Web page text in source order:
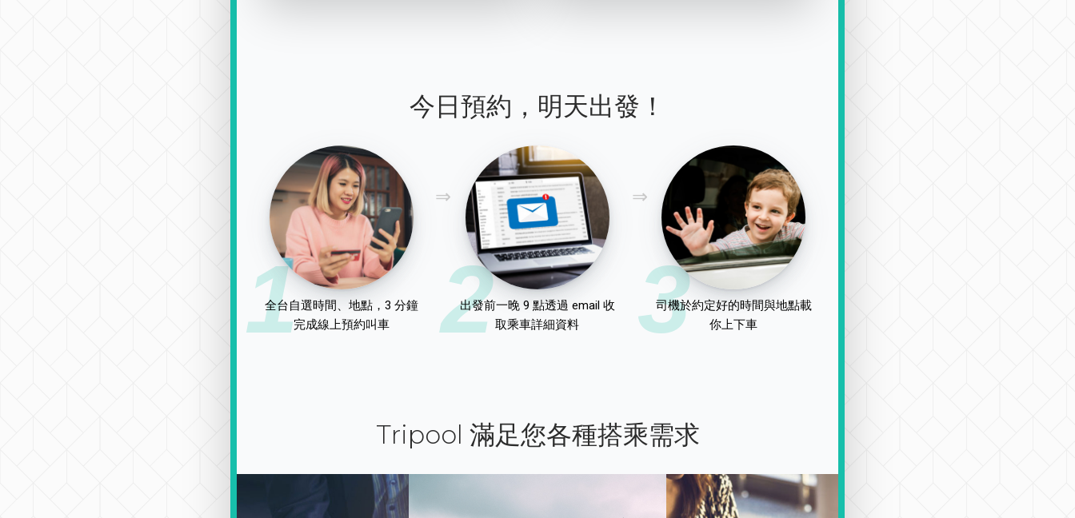
今日預約，明天出發！
1
全台自選時間、地點，3 分鐘
完成線上預約叫車
2
出發前一晚 9 點透過 email 收
取乘車詳細資料
3
司機於約定好的時間與地點載
你上下車
Tripool 滿足您各種搭乘需求